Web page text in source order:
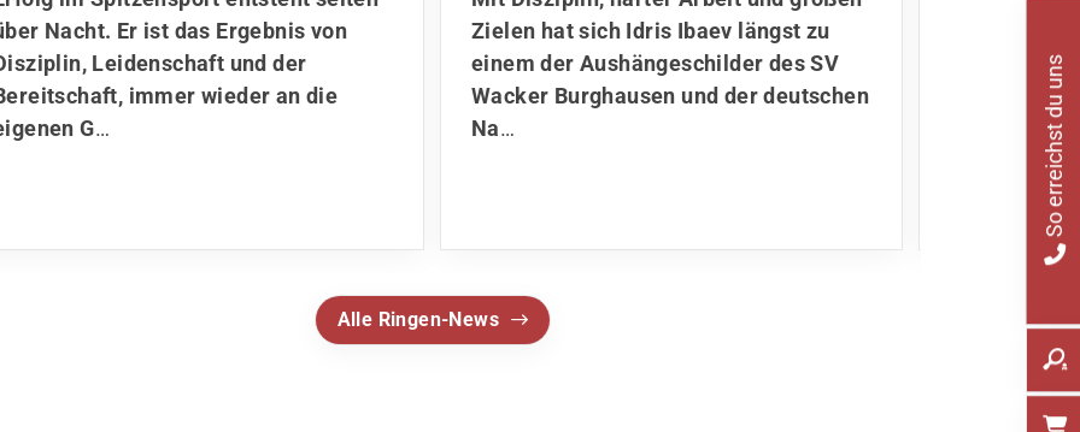
Nacht. Er ist das Ergebnis von
Leidenschaft und der
immer wieder an die
G…
Zielen hat sich Idris Ibaev längst zu
einem der Aushängeschilder des SV
Wacker Burghausen und der deutschen
Na…
das Polyák
István
traditionsre
Alle Ringen-News
So erreichst du uns